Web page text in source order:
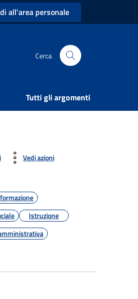
all'area personale
Cerca
Tutti gli argomenti
Vedi azioni
Istruzione